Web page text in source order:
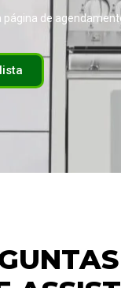
página de